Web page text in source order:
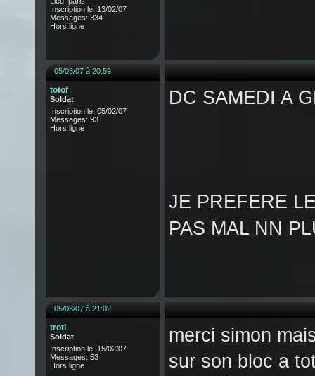
Inscription le: 13/02/07
Messages: 334
Hors ligne
05/03/07 à 20:59
totof
Soldat
Inscription le: 05/02/07
Messages: 93
Hors ligne
DC SAMEDI A
JE PREFERE
PAS MAL NN
05/03/07 à 21:02
troti
Soldat
Inscription le: 15/02/07
Messages: 53
Hors ligne
merci simon
sur son bloc a